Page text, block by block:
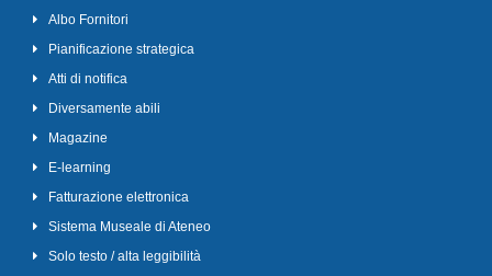
Albo Fornitori
Pianificazione strategica
Atti di notifica
Diversamente abili
Magazine
E-learning
Fatturazione elettronica
Sistema Museale di Ateneo
Solo testo / alta leggibilità